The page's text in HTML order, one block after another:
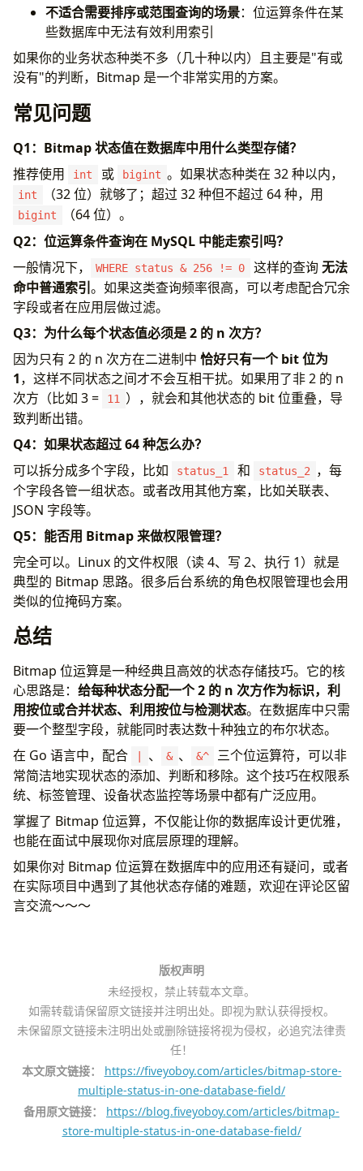
fmt.Printf("房间状态值: %d (二进制: %b)\n"
}
不适合需要排序或范围查询的场景：位运算条件在某
些数据库中无法有效利用索引
如果你的业务状态种类不多（几十种以内）且主要是"有或
没有"的判断，Bitmap 是一个非常实用的方案。
常见问题
Q1：Bitmap 状态值在数据库中用什么类型存储？
推荐使用
int 或 bigint 。如果状态种类在 32 种以内，
int （32 位）就够了；超过 32 种但不超过 64 种，用
bigint
（64 位）。
Q2：位运算条件查询在 MySQL 中能走索引吗？
一般情况下，
WHERE status & 256 != 0 这样的查询 无法
命中普通索引 。如果这类查询频率很高，可以考虑配合冗余
字段或者在应用层做过滤。
Q3：为什么每个状态值必须是 2 的 n 次方？
因为只有 2 的 n 次方在二进制中 恰好只有一个 bit 位为
1，这样不同状态之间才不会互相干扰。如果用了非 2 的 n
次方（比如 3 =
11
），就会和其他状态的 bit 位重叠，导
致判断出错。
Q4：如果状态超过 64 种怎么办？
可以拆分成多个字段，比如
status_1 和 status_2
，每
个字段各管一组状态。或者改用其他方案，比如关联表、
JSON 字段等。
Q5：能否用 Bitmap 来做权限管理？
完全可以。Linux 的文件权限（读 4、写 2、执行 1）就是
典型的 Bitmap 思路。很多后台系统的角色权限管理也会用
类似的位掩码方案。
总结
Bitmap 位运算是一种经典且高效的状态存储技巧。它的核
心思路是： 给每种状态分配一个 2 的 n 次方作为标识，利
用按位或合并状态、利用按位与检测状态。在数据库中只需
要一个整型字段，就能同时表达数十种独立的布尔状态。
在 Go 语言中，配合
、 & 、 &^
三个位运算符，可以非
常简洁地实现状态的添加、判断和移除。这个技巧在权限系
统、标签管理、设备状态监控等场景中都有广泛应用。
掌握了 Bitmap 位运算，不仅能让你的数据库设计更优雅，
也能在面试中展现你对底层原理的理解。
如果你对 Bitmap 位运算在数据库中的应用还有疑问，或者
在实际项目中遇到了其他状态存储的难题，欢迎在评论区留
言交流～～～
版权声明
未经授权，禁止转载本文章。
如需转载请保留原文链接并注明出处。即视为默认获得授权。
未保留原文链接未注明出处或删除链接将视为侵权，必追究法律责
任！
本文原文链接：
https://fiveyoboy.com/articles/bitmap-store-
multiple-status-in-one-database-field/
备用原文链接：
https://blog.fiveyoboy.com/articles/bitmap-
store-multiple-status-in-one-database-field/